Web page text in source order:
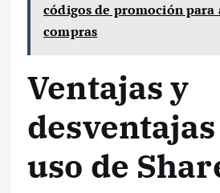
códigos de promoción para
compras
Ventajas y
uso de